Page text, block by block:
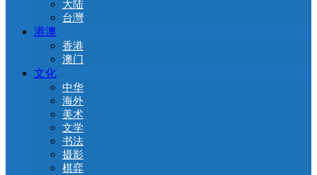
大陆
台灣
港澳
香港
澳门
文化
中华
海外
美术
文学
书法
摄影
棋弈